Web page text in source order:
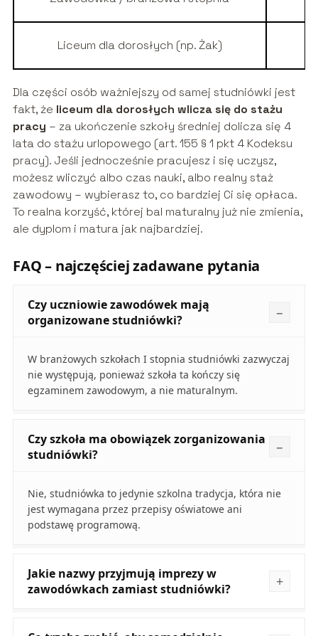
Liceum dla dorosłych (np. Żak)
Dla części osób ważniejszy od samej studniówki jest
fakt, że liceum dla dorosłych wlicza się do stażu
pracy – za ukończenie szkoły średniej dolicza się 4
lata do stażu urlopowego (art. 155 § 1 pkt 4 Kodeksu
pracy). Jeśli jednocześnie pracujesz i się uczysz,
możesz wliczyć albo czas nauki, albo realny staż
zawodowy – wybierasz to, co bardziej Ci się opłaca.
To realna korzyść, której bal maturalny już nie zmienia,
ale dyplom i matura jak najbardziej.
FAQ – najczęściej zadawane pytania
Czy uczniowie zawodówek mają
organizowane studniówki?
W branżowych szkołach I stopnia studniówki zazwyczaj
nie występują, ponieważ szkoła ta kończy się
egzaminem zawodowym, a nie maturalnym.
Czy szkoła ma obowiązek zorganizowania
studniówki?
Nie, studniówka to jedynie szkolna tradycja, która nie
jest wymagana przez przepisy oświatowe ani
podstawę programową.
Jakie nazwy przyjmują imprezy w
zawodówkach zamiast studniówki?